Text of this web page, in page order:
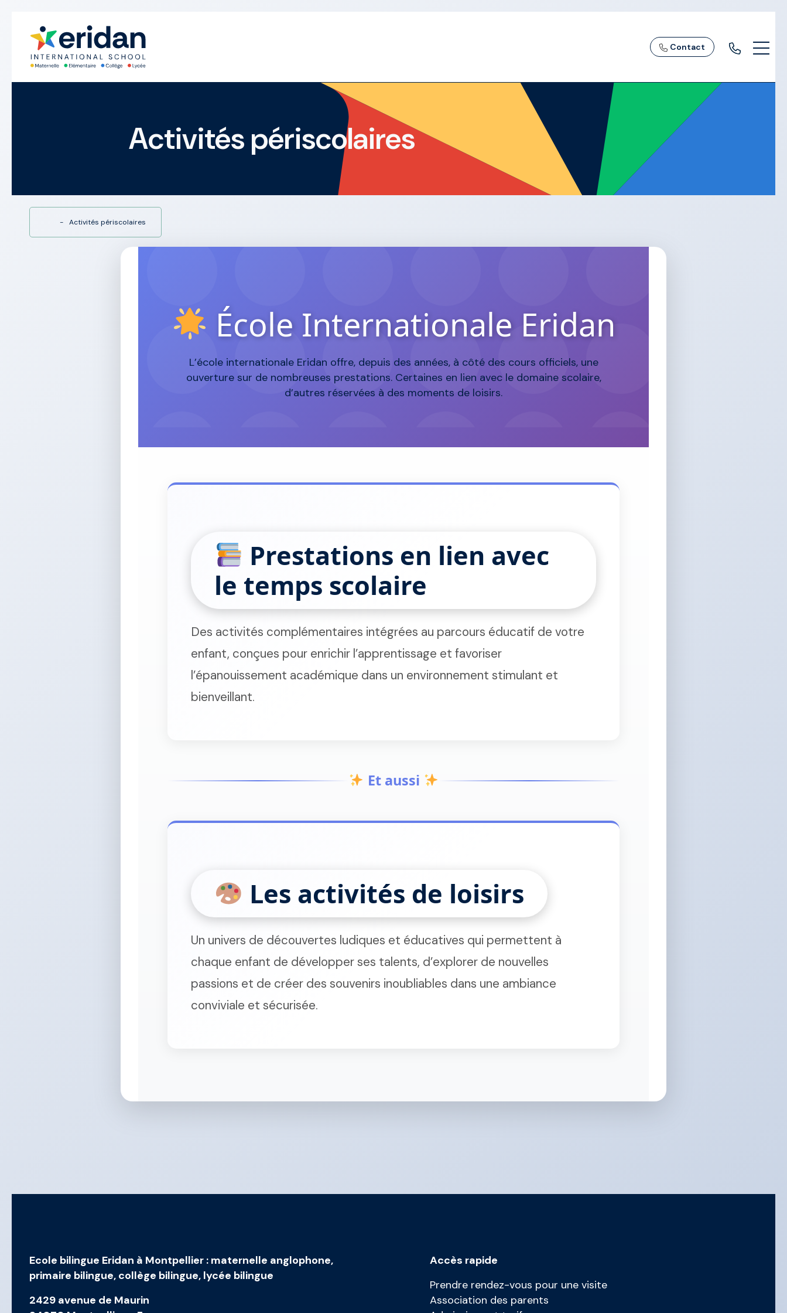
Contact
Activités périscolaires
- Activités périscolaires
École Internationale Eridan
L’école internationale Eridan offre, depuis des années, à côté des cours officiels, une
ouverture sur de nombreuses prestations. Certaines en lien avec le domaine scolaire,
d’autres réservées à des moments de loisirs.
Prestations en lien avec
le temps scolaire
Des activités complémentaires intégrées au parcours éducatif de votre
enfant, conçues pour enrichir l’apprentissage et favoriser
l’épanouissement académique dans un environnement stimulant et
bienveillant.
Et aussi
Les activités de loisirs
Un univers de découvertes ludiques et éducatives qui permettent à
chaque enfant de développer ses talents, d’explorer de nouvelles
passions et de créer des souvenirs inoubliables dans une ambiance
conviviale et sécurisée.
Ecole bilingue Eridan à Montpellier : maternelle anglophone,
primaire bilingue, collège bilingue, lycée bilingue
2429 avenue de Maurin
Accès rapide
Prendre rendez-vous pour une visite
Association des parents